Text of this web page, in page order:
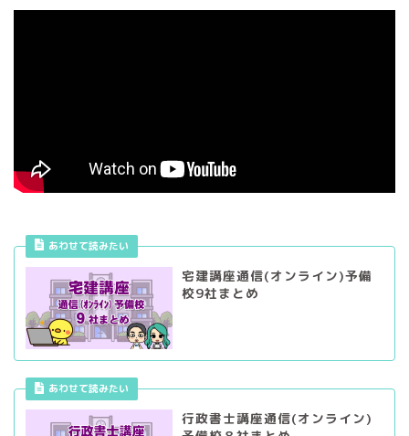
あわせて読みたい
宅建講座通信(オンライン)予備
校9社まとめ
あわせて読みたい
行政書士講座通信(オンライン)